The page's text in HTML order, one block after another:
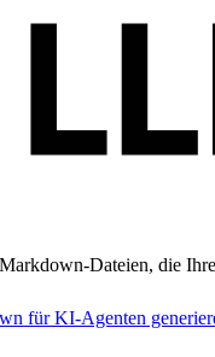
Dateien, die
für KI-Agenten